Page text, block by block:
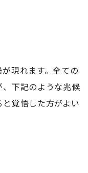
現れます。全ての
下記のような兆候
覚悟した方がよい